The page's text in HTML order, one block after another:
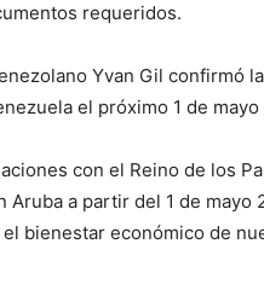
requeridos.
Yvan Gil confirmó
el próximo 1 de
con el Reino de los
Aruba a partir del 1 de mayo
bienestar económico de